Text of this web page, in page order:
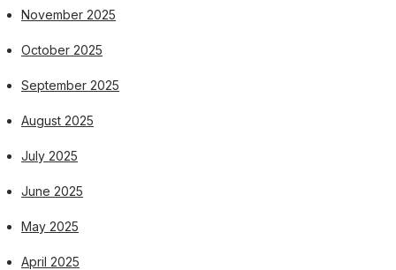
November 2025
October 2025
September 2025
August 2025
July 2025
June 2025
May 2025
April 2025